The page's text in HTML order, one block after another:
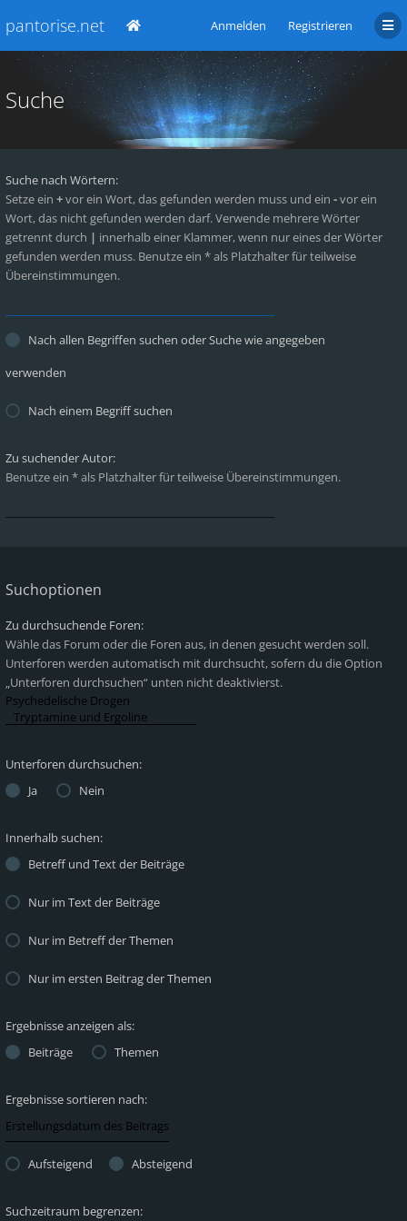
pantorise.net Anmelden Registrieren
Suche
Suche nach Wörtern:
Setze ein +vor ein Wort, das gefunden werden muss und ein -vor ein
Wort, das nicht gefunden werden darf. Verwende mehrere Wörter
getrennt durch | innerhalb einer Klammer, wenn nur eines der Wörter
gefunden werden muss. Benutze ein * als Platzhalter für teilweise
Übereinstimmungen.
Nach allen Begriffen suchen oder Suche wie angegeben
verwenden
Nach einem Begriff suchen
Zu suchender Autor:
Benutze ein * als Platzhalter für teilweise Übereinstimmungen.
Suchoptionen
Zu durchsuchende Foren:
Wähle das Forum oder die Foren aus, in denen gesucht werden soll.
Unterforen werden automatisch mit durchsucht, sofern du die Option
„Unterforen durchsuchen“ unten nicht deaktivierst.
Unterforen durchsuchen:
Ja
Nein
Innerhalb suchen:
Betreff und Text der Beiträge
Nur im Text der Beiträge
Nur im Betreff der Themen
Nur im ersten Beitrag der Themen
Ergebnisse anzeigen als:
Beiträge
Themen
Ergebnisse sortieren nach:
Aufsteigend Absteigend
Suchzeitraum begrenzen: